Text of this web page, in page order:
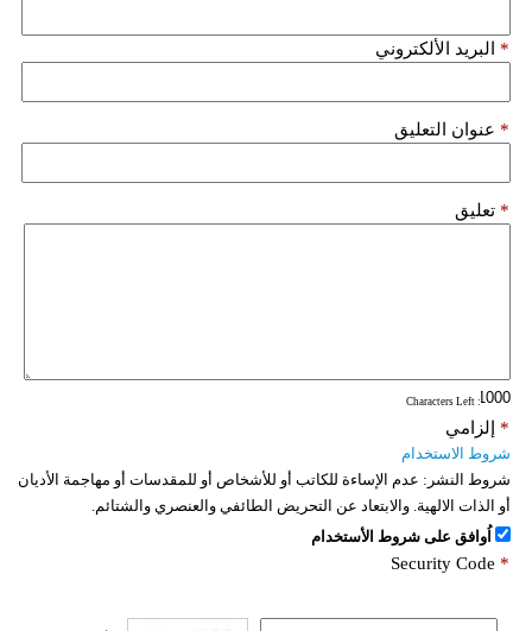
مرأة
وتكنولوجيا
البريد الألكتروني *
عنوان التعليق *
تعليق *
: Characters Left
إلزامي *
شروط الاستخدام
شروط النشر: عدم الإساءة للكاتب أو للأشخاص أو للمقدسات أو مهاجمة الأديان
أو الذات الالهية. والابتعاد عن التحريض الطائفي والعنصري والشتائم.
اُوافق على شروط الأستخدام
Security Code *